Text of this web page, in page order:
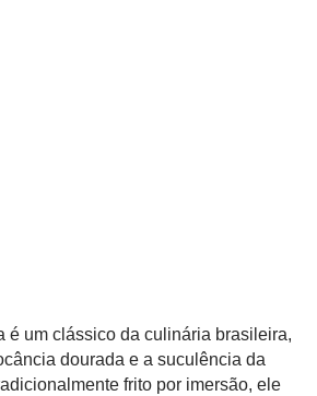
é um clássico da culinária brasileira,
dourada e a suculência da
frito por imersão, ele